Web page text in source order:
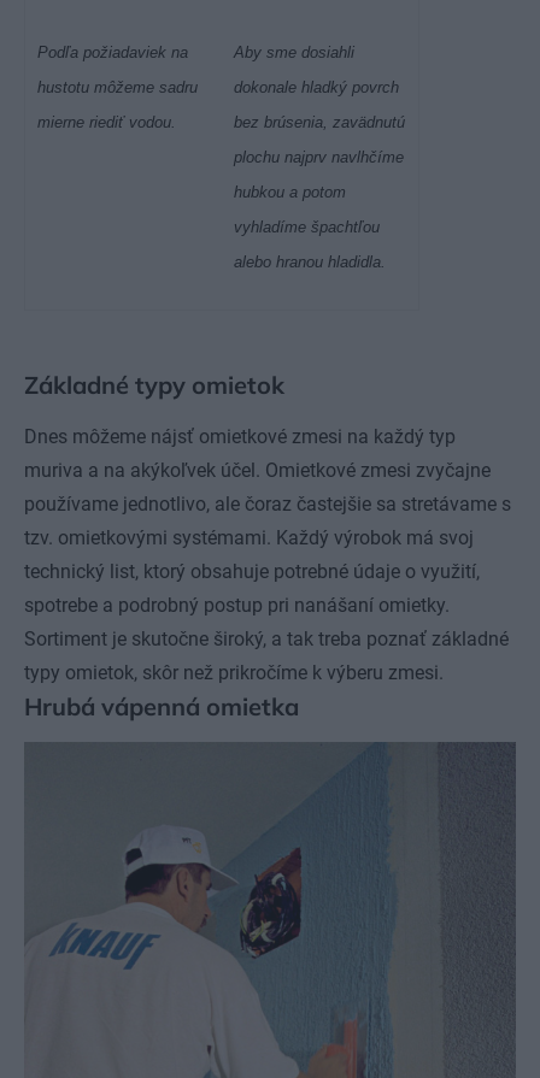
Podľa požiadaviek na
hustotu môžeme sadru
mierne riediť vodou.
Aby sme dosiahli
dokonale hladký povrch
bez brúsenia, zavädnutú
plochu najprv navlhčíme
hubkou a potom
vyhladíme špachtľou
alebo hranou hladidla.
Základné typy omietok
Dnes môžeme nájsť omietkové zmesi na každý typ
muriva a na akýkoľvek účel. Omietkové zmesi zvyčajne
používame jednotlivo, ale čoraz častejšie sa stretávame s
tzv. omietkovými systémami. Každý výrobok má svoj
technický list, ktorý obsahuje potrebné údaje o využití,
spotrebe a podrobný postup pri nanášaní omietky.
Sortiment je skutočne široký, a tak treba poznať základné
typy omietok, skôr než prikročíme k výberu zmesi.
Hrubá vápenná omietka